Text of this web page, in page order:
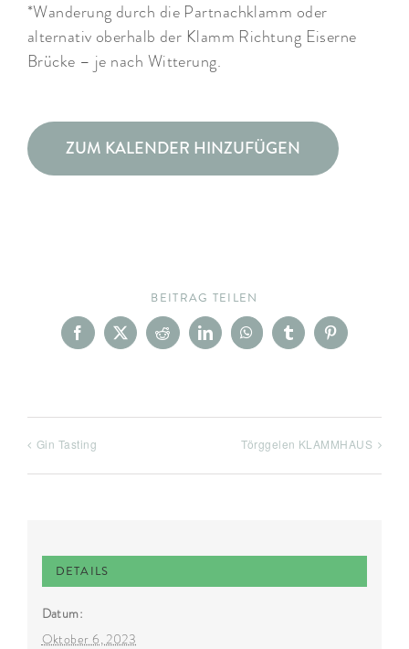
*Wanderung durch die Partnachklamm oder
alternativ oberhalb der Klamm Richtung Eiserne
Brücke – je nach Witterung.
ZUM KALENDER HINZUFÜGEN
BEITRAG TEILEN
Facebook
X RedditLinkedInWhatsAppTumblrPinterest
Gin Tasting Törggelen KLAMMHAUS
DETAILS
Datum:
Oktober 6, 2023